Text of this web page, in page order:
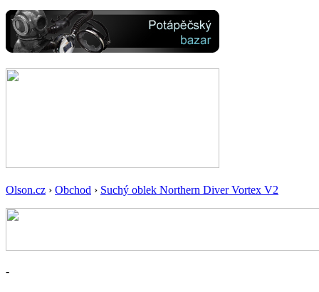
Olson.cz › Obchod › Suchý oblek Northern Diver Vortex V2
-